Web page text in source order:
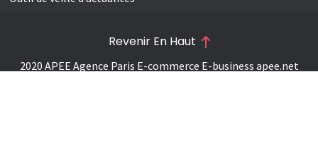
2020 APEE Agence Paris E-commerce E-business apee.net
Revenir En Haut